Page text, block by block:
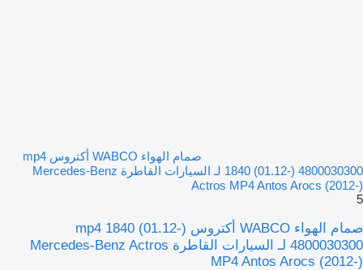
صمام الهواء WABCO أكتروس mp4
1840 (01.12-) 4800030300 لـ السيارات القاطرة Mercedes-Benz
Actros MP4 Antos Arocs (2012-)
5
صمام الهواء WABCO أكتروس mp4 1840 (01.12-)
4800030300 لـ السيارات القاطرة Mercedes-Benz Actros
MP4 Antos Arocs (2012-)